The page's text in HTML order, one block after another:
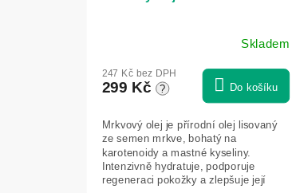
Skladem
247 Kč bez DPH
299 Kč ? Do košíku
Mrkvový olej je přírodní olej lisovaný
ze semen mrkve, bohatý na
karotenoidy a mastné kyseliny.
Intenzivně hydratuje, podporuje
regeneraci pokožky a zlepšuje její